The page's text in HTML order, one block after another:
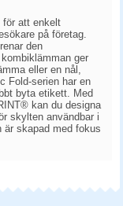
för att enkelt
på företag.
den
ger
eller en nål,
Fold-serien har en
byta etikett. Med
kan du designa
skylten användbar i
är skapad med fokus